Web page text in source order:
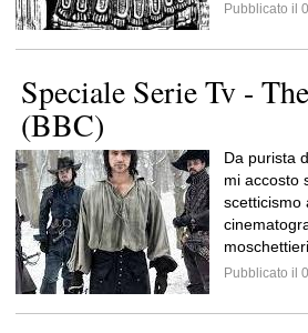
Pubblicato il
Speciale Serie Tv -
(BBC)
Da purista
mi accosto
scetticismo
moschettieri.
Pubblicato il